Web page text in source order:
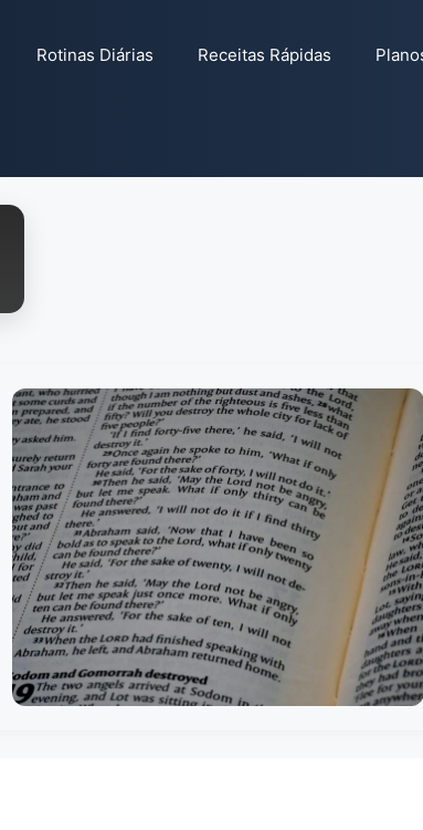
Rotinas Diárias Receitas Rápidas